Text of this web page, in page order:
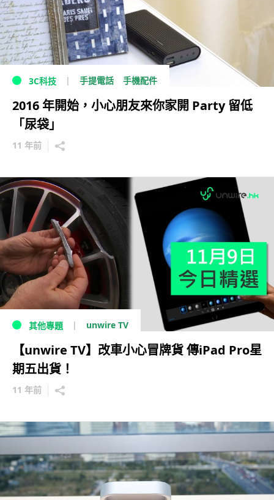
3C科技 手提電話 手機配件
2016 年開始，小心朋友來你家開 Party 留低
「尿袋」
11 年前
其他專題 unwire TV
【unwire TV】改車小心冒牌貨 傳iPad Pro星
期五出貨！
11 年前